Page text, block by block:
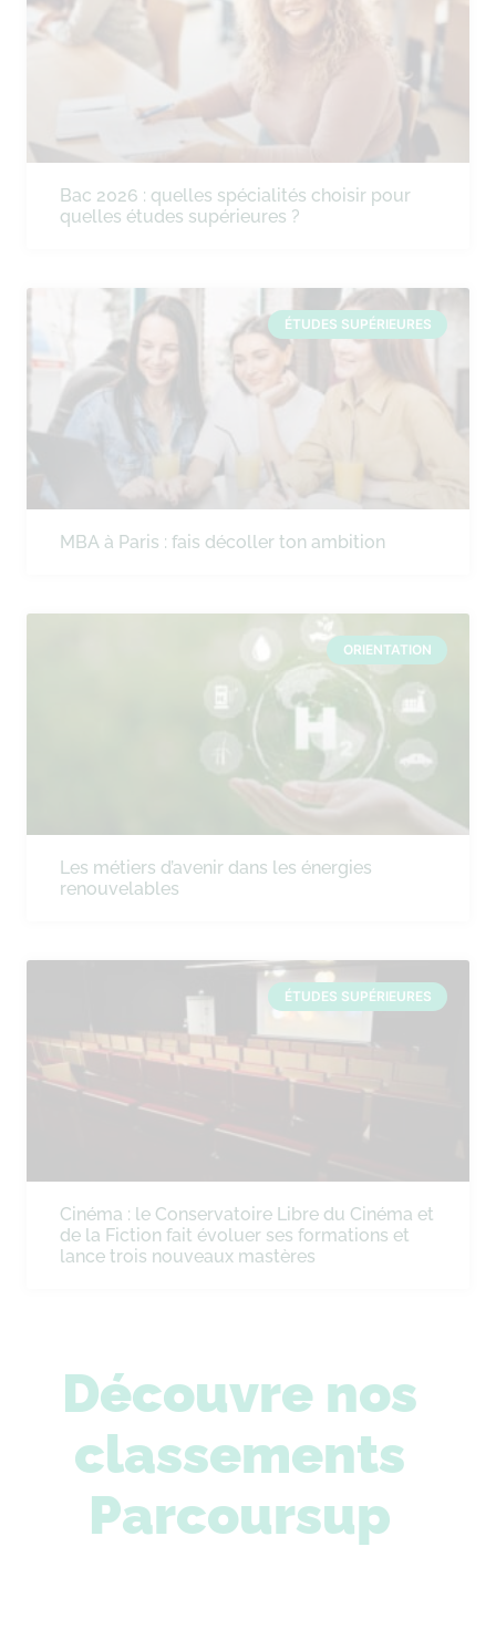
Bac 2026 : quelles spécialités choisir pour
quelles études supérieures ?
ÉTUDES SUPÉRIEURES
MBA à Paris : fais décoller ton ambition
ORIENTATION
Les métiers d’avenir dans les énergies
renouvelables
ÉTUDES SUPÉRIEURES
Cinéma : le Conservatoire Libre du Cinéma et
de la Fiction fait évoluer ses formations et
lance trois nouveaux mastères
Découvre nos
classements
Parcoursup